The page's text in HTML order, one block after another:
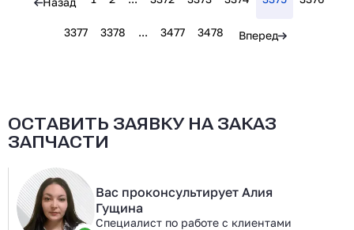
3377 3378 ... 3477 3478 Вперед
ОСТАВИТЬ ЗАЯВКУ НА ЗАКАЗ
ЗАПЧАСТИ
Вас проконсультирует Алия
Гущина
Специалист по работе с клиентами